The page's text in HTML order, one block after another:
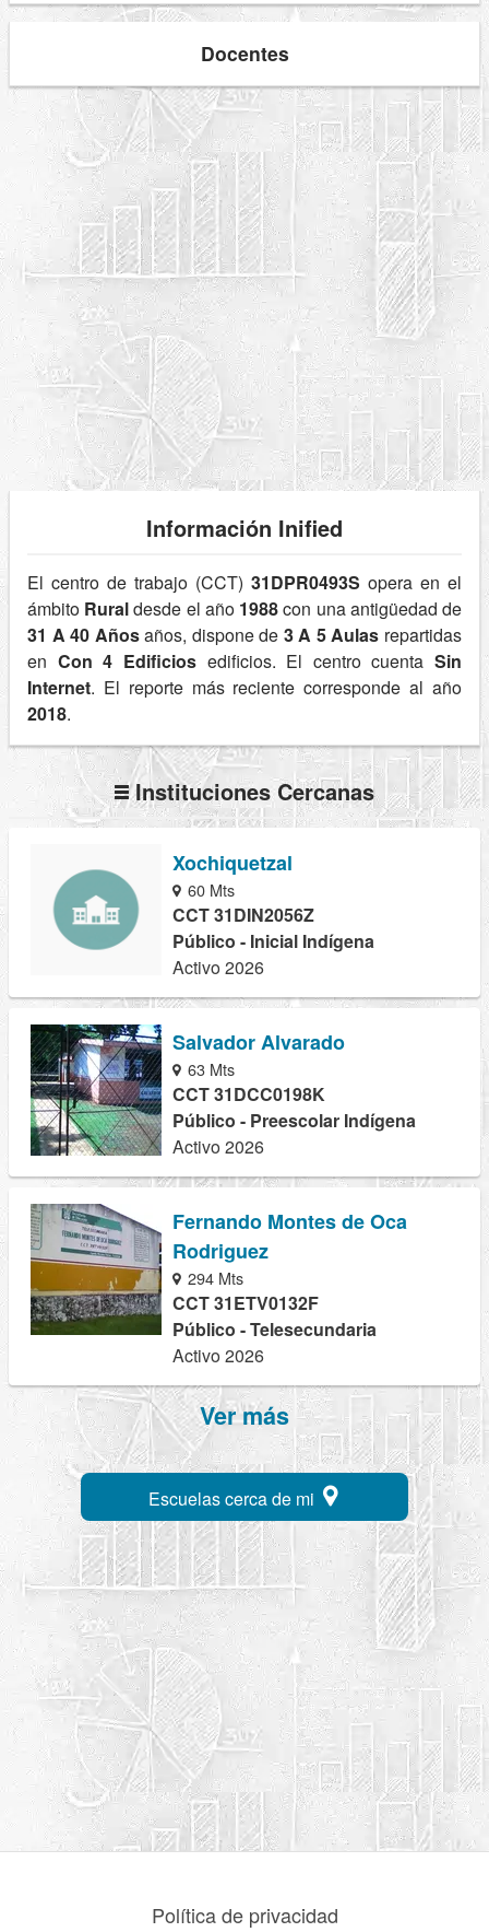
Docentes
Información Inified
El centro de trabajo (CCT) 31DPR0493S opera en el
ámbito Ruraldesde el año 1988con una antigüedad de
31 A 40 Añosaños, dispone de 3 A 5 Aulas repartidas
en Con 4 Edificiosedificios. El centro cuenta Sin
Internet. El reporte más reciente corresponde al año
2018.
Instituciones Cercanas
Xochiquetzal
60 Mts
CCT 31DIN2056Z
Público - Inicial Indígena
Activo 2026
Salvador Alvarado
63 Mts
CCT 31DCC0198K
Público - Preescolar Indígena
Activo 2026
Fernando Montes de Oca
Rodriguez
294 Mts
CCT 31ETV0132F
Público - Telesecundaria
Activo 2026
Ver más
Escuelas cerca de mi
Política de privacidad